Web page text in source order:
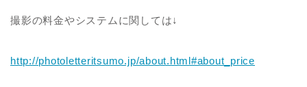
撮影の料金やシステムに関しては↓
http://photoletteritsumo.jp/about.html#about_price